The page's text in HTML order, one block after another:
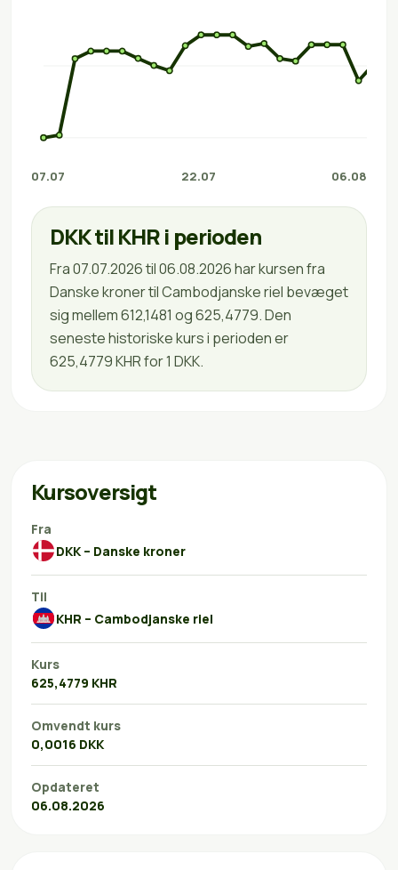
07.07 22.07 06.08
DKK til KHR i perioden
Fra 07.07.2026 til 06.08.2026 har kursen fra
Danske kroner til Cambodjanske riel bevæget
sig mellem 612,1481 og 625,4779. Den
seneste historiske kurs i perioden er
625,4779 KHR for 1 DKK.
Kursoversigt
Fra
DKK – Danske kroner
Til
KHR – Cambodjanske riel
Kurs
625,4779 KHR
Omvendt kurs
0,0016 DKK
Opdateret
06.08.2026